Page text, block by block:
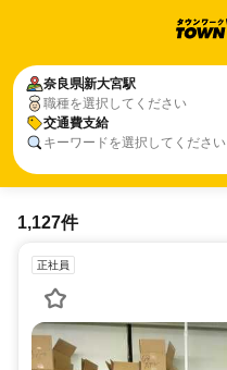
奈良県新大宮駅
職種を選択してください
交通費支給
キーワードを選択してください
1,127件
正社員